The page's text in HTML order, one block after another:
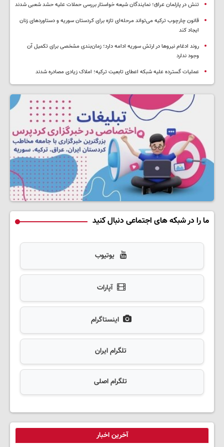
تنش در پارلمان عراق؛ نمایندگان شیعه خواستار بررسی حملات علیه حشد شعبی شدند
قانون چارچوب ترکیه می‌تواند مرحله‌ای تازه برای کردستان سوریه و دستاوردهای زنان
ایجاد کند
روند ادغام نیروها در ارتش سوریه ادامه دارد؛ زمان‌بندی مشخصی برای تکمیل آن
وجود ندارد
عملیات گسترده علیه شبکه اعطای تابعیت ترکیه؛ املاک زیادی مصادره شدند
ما را در شبکه های اجتماعی دنبال کنید
یوتیوب
آپارات
اینستاگرام
تلگرام ایران
تلگرام اصلی
آخرین اخبار